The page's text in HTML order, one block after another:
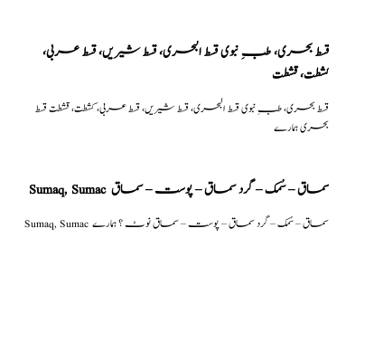
قسط بحری، طبِ نبوی قسط البحری، قسط شیریں، قسط عربی،
كشطت، قشطت
بحری ہمارے
Sumaq, Sumac سماق – سُمک – گرد سماق – پوست – سماق
Sumaq, Sumac سماق – سُمک – گرد سماق – پوست – سماق نوٹ ؟ ہمارے